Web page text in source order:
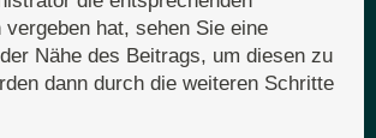
vergeben hat, sehen Sie eine
Nähe des Beitrags, um diesen zu
dann durch die weiteren Schritte